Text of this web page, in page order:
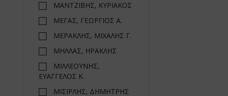
ΜΑΝΤΖΙΒΗΣ, ΚΥΡΙΑΚΟΣ
ΜΕΓΑΣ, ΓΕΩΡΓΙΟΣ Α.
ΜΕΡΑΚΛΗΣ, ΜΙΧΑΛΗΣ Γ.
ΜΗΛΛΑΣ, ΗΡΑΚΛΗΣ
ΜΙΛΛΕΟΥΝΗΣ,
ΕΥΑΓΓΕΛΟΣ Κ.
ΜΙΣΙΡΛΗΣ, ΔΗΜΗΤΡΗΣ